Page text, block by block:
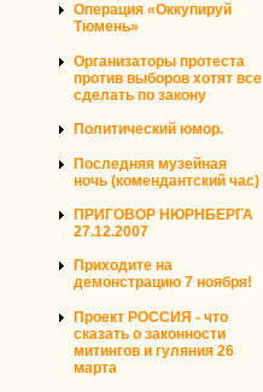
Операция «Оккупируй
Тюмень»
Организаторы протеста
против выборов хотят все
сделать по закону
Политический юмор.
Последняя музейная
ночь (комендантский час)
ПРИГОВОР НЮРНБЕРГА
27.12.2007
Приходите на
демонстрацию 7 ноября!
Проект РОССИЯ - что
сказать о законности
митингов и гуляния 26
марта